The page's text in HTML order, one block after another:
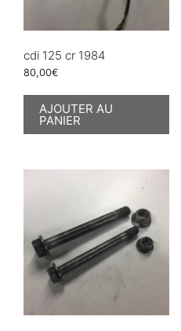
cdi 125 cr 1984
80,00€
AJOUTER AU
PANIER